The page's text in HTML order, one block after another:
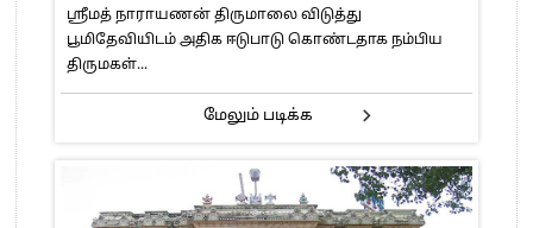
ஸ்ரீமத் நாராயணன் திருமாலை விடுத்து
பூமிதேவியிடம் அதிக ஈடுபாடு கொண்டதாக நம்பிய
திருமகள்...
மேலும் படிக்க